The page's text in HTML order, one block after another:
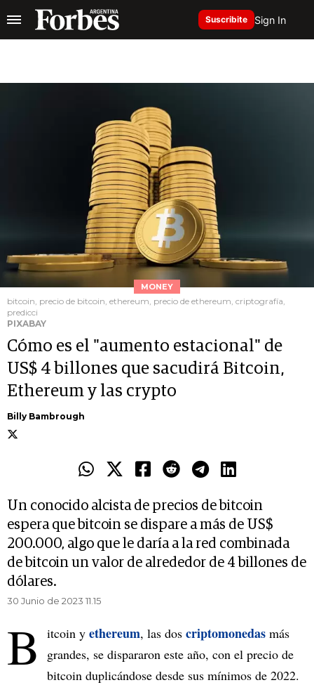
Suscribite Sign In
MONEY
bitcoin, precio de bitcoin, ethereum, precio de ethereum, criptografía,
predicci
PIXABAY
Cómo es el "aumento estacional" de
US$ 4 billones que sacudirá Bitcoin,
Ethereum y las crypto
Billy Bambrough
Un conocido alcista de precios de bitcoin
espera que bitcoin se dispare a más de US$
200.000, algo que le daría a la red combinada
de bitcoin un valor de alrededor de 4 billones de
dólares.
30 Junio de 2023 11.15
B itcoin y ethereum, las dos criptomonedas más
grandes, se dispararon este año, con el precio de
bitcoin duplicándose desde sus mínimos de 2022.